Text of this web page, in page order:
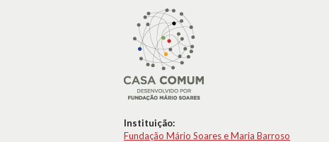
Instituição:
Fundação Mário Soares e Maria Barroso